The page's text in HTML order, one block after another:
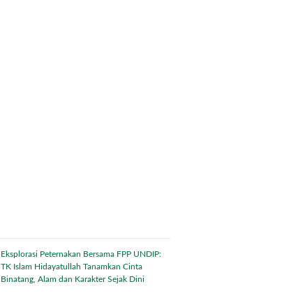
Eksplorasi Peternakan Bersama FPP UNDIP:
TK Islam Hidayatullah Tanamkan Cinta
Binatang, Alam dan Karakter Sejak Dini